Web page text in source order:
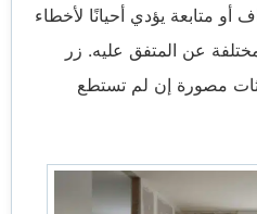
متابعة يؤدي أحيانًا لأخطاء
عن المتفق عليه. زر
مصورة إن لم تستطع